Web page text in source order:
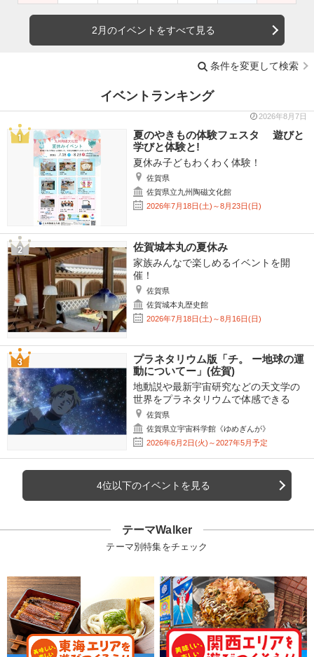
2月のイベントをすべて見る
条件を変更して検索
イベントランキング
2026年8月7日
夏のやきもの体験フェスタ 遊びと
学びと体験と!
夏休み子どもわくわく体験！
佐賀県
佐賀県立九州陶磁文化館
2026年7月18日(土)～8月23日(日)
佐賀城本丸の夏休み
家族みんなで楽しめるイベントを開
催！
佐賀県
佐賀城本丸歴史館
2026年7月18日(土)～8月16日(日)
プラネタリウム版「チ。 ー地球の運
動についてー」(佐賀)
地動説や最新宇宙研究などの天文学の
世界をプラネタリウムで体感できる
佐賀県
佐賀県立宇宙科学館《ゆめぎんが》
2026年6月2日(火)～2027年5月予定
4位以下のイベントを見る
テーマWalker
テーマ別特集をチェック